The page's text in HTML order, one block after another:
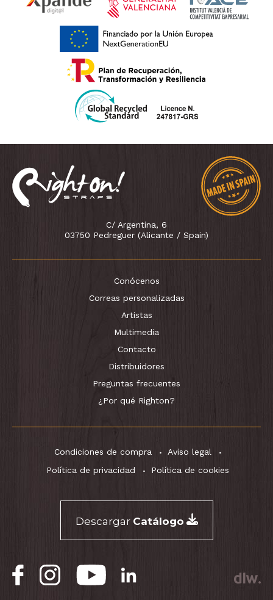
C/ Argentina, 6
03750 Pedreguer (Alicante / Spain)
Conócenos
Correas personalizadas
Artistas
Multimedia
Contacto
Distribuidores
Preguntas frecuentes
¿Por qué Righton?
Condiciones de compra
Aviso legal
Política de privacidad
Política de cookies
Descargar Catálogo